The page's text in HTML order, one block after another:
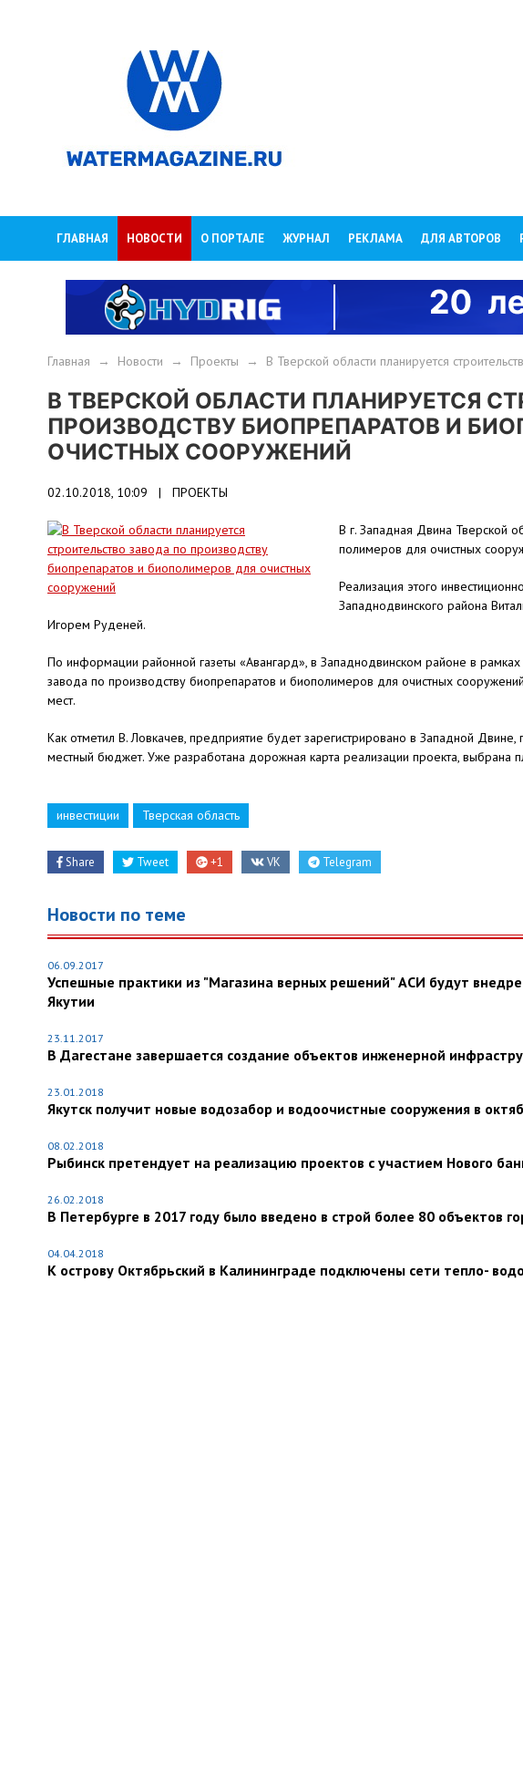
ГЛАВНАЯ НОВОСТИ О ПОРТАЛЕ ЖУРНАЛ РЕКЛАМА ДЛЯ АВТОРОВ
Главная → Новости → Проекты → В Тверской области планируется
В ТВЕРСКОЙ ОБЛАСТИ ПЛАНИРУЕТСЯ
ПРОИЗВОДСТВУ БИОПРЕПАРАТОВ И
ОЧИСТНЫХ СООРУЖЕНИЙ
02.10.2018, 10:09 | ПРОЕКТЫ
В г. Западная Двина Тверской
полимеров для очистных
Реализация этого
Западнодвинского района
Игорем Руденей.
По информации районной газеты «Авангард», в Западнодвинском районе в рамках
завода по производству биопрепаратов и биополимеров для очистных
мест.
Как отметил В. Ловкачев, предприятие будет зарегистрировано в Западной Двине,
местный бюджет. Уже разработана дорожная карта реализации проекта, выбрана
инвестиции Тверская область
Share Tweet +1 VK Telegram
Новости по теме
06.09.2017
Успешные практики из "Магазина верных решений" АСИ будут
Якутии
23.11.2017
В Дагестане завершается создание объектов инженерной
23.01.2018
Якутск получит новые водозабор и водоочистные сооружения в
08.02.2018
Рыбинск претендует на реализацию проектов с участием Нового
26.02.2018
В Петербурге в 2017 году было введено в строй более 80 объектов
04.04.2018
К острову Октябрьский в Калининграде подключены сети тепло-